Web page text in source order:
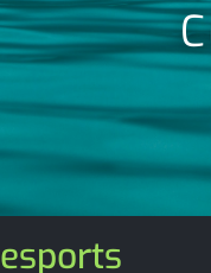
economia
empresa
entrevista
esports
opinió
esports